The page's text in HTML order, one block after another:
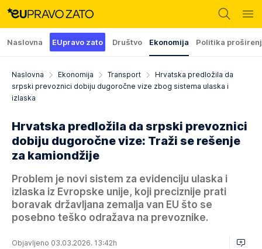
Naslovna EUpravo zato Društvo Ekonomija Politika
Naslovna Ekonomija Transport
Hrvatska predložila da
srpski prevoznici dobiju dugoročne vize zbog sistema ulaska i
izlaska
Hrvatska predložila da srpski prevoznici
dobiju dugoročne vize: Traži se rešenje
za kamiondžije
Problem je novi sistem za evidenciju ulaska i
izlaska iz Evropske unije, koji preciznije prati
boravak državljana zemalja van EU što se
posebno teško odražava na prevoznike.
Objavljeno 03.03.2026. 13:42h